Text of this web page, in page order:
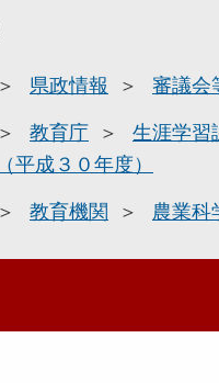
県政情報 審議会
教育庁 生涯学習
平成３０年度）
教育機関 農業科